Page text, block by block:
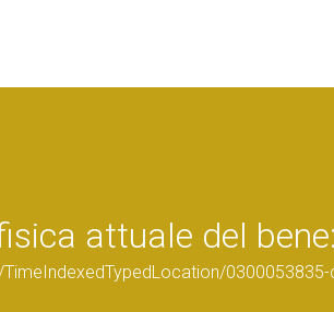
attuale del
0300053835-